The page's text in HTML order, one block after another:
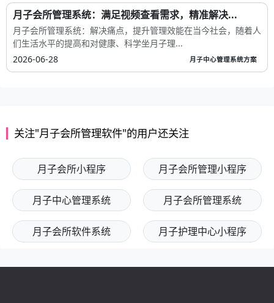
月子会所管理系统：满足视频查看需求，精准解决...
月子会所管理系统：解决痛点，提升管理效能在当今社会，随着人
们生活水平的提高和对健康、科学坐月子理...
2026-06-28
月子中心管理系统方案
关注"月子会所管理软件"的用户还关注
月子会所小程序 月子会所管理小程序
月子中心管理系统 月子会所管理系统
月子会所软件系统 月子护理中心小程序